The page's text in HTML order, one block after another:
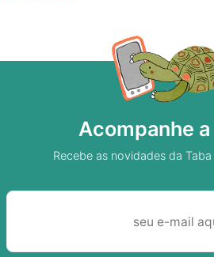
Acompanhe
Recebe as novidades da